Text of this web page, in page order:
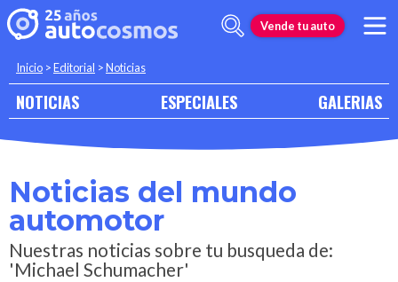
Vende tu auto
Inicio >Editorial >Noticias
NOTICIAS ESPECIALES GALERIAS
Noticias del mundo
automotor
Nuestras noticias sobre tu busqueda de:
'Michael Schumacher'